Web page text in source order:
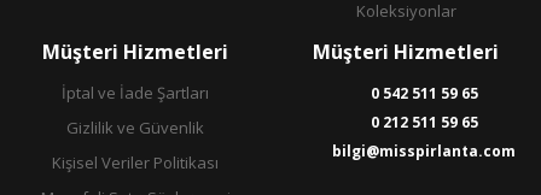
Koleksiyonlar
Müşteri Hizmetleri
İptal ve İade Şartları
Gizlilik ve Güvenlik
Kişisel Veriler Politikası
Müşteri Hizmetleri
0 542 511 59 65
0 212 511 59 65
bilgi@misspirlanta.com